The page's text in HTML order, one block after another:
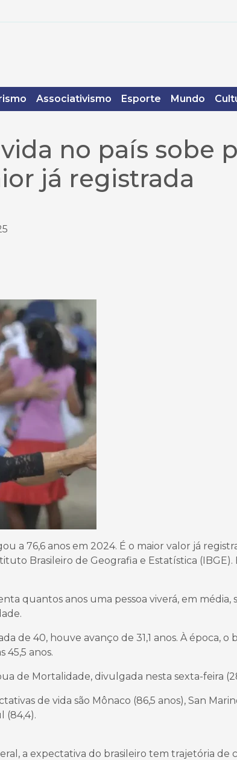
Associativismo Esporte Mundo
no país sobe
já registrada
a 76,6 anos em 2024. É o maior valor já
Brasileiro de Geografia e Estatística (IBGE).
quantos anos uma pessoa viverá, em média,
de 40, houve avanço de 31,1 anos. À época, o
45,5 anos.
de Mortalidade, divulgada nesta sexta-feira
de vida são Mônaco (86,5 anos), San
(84,4).
a expectativa do brasileiro tem trajetória de